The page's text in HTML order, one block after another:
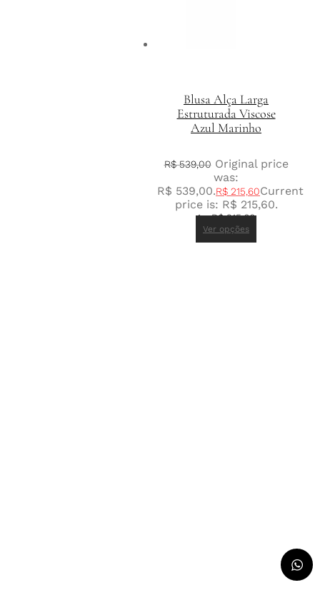
Blusa Alça Larga
Estruturada Viscose
Azul Marinho
R$539,00 Original price
was:
R$ 539,00.R$ 215,60Current
price is: R$ 215,60.
1 xR$215,60
Ver opções